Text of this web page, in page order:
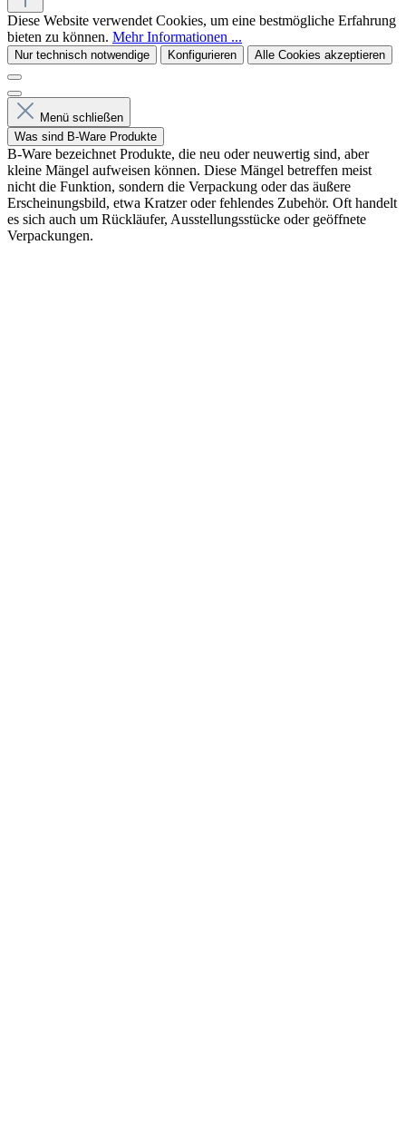
Diese Website verwendet Cookies, um eine bestmögliche Erfahrung
bieten zu können. Mehr Informationen ...
Nur technisch notwendige Konfigurieren Alle Cookies akzeptieren
Menü schließen
Was sind B-Ware Produkte
B-Ware bezeichnet Produkte, die neu oder neuwertig sind, aber
kleine Mängel aufweisen können. Diese Mängel betreffen meist
nicht die Funktion, sondern die Verpackung oder das äußere
Erscheinungsbild, etwa Kratzer oder fehlendes Zubehör. Oft handelt
es sich auch um Rückläufer, Ausstellungsstücke oder geöffnete
Verpackungen.